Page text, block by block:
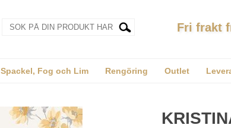
Fri frakt
Spackel, Fog och Lim Rengöring Outlet